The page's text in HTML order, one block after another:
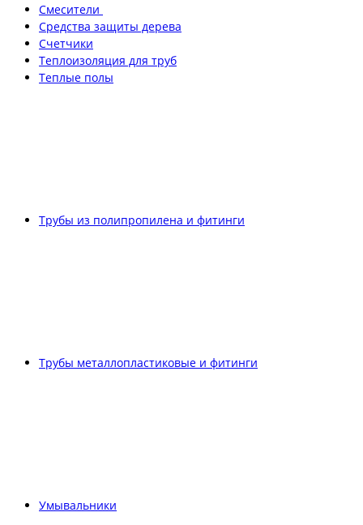
Смесители
Средства защиты дерева
Счетчики
Теплоизоляция для труб
Теплые полы
Трубы из полипропилена и фитинги
Трубы металлопластиковые и фитинги
Умывальники